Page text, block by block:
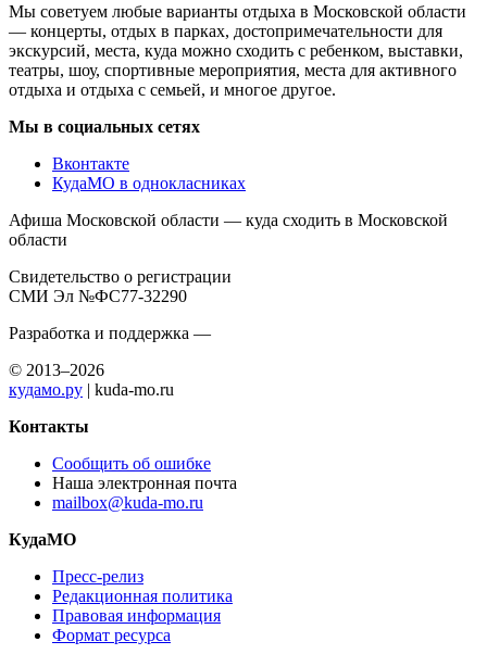
Мы советуем любые варианты отдыха в Московской области
— концерты, отдых в парках, достопримечательности для
экскурсий, места, куда можно сходить с ребенком, выставки,
театры, шоу, спортивные мероприятия, места для активного
отдыха и отдыха с семьей, и многое другое.
Мы в социальных сетях
Вконтакте
КудаМО в однокласниках
Афиша Московской области — куда сходить в Московской
области
Свидетельство о регистрации
СМИ Эл №ФС77-32290
Разработка и поддержка —
© 2013–2026
кудамо.ру | kuda-mo.ru
Контакты
Сообщить об ошибке
Наша электронная почта
mailbox@kuda-mo.ru
КудаМО
Пресс-релиз
Редакционная политика
Правовая информация
Формат ресурса